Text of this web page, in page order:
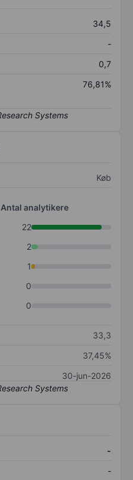
34,5
-
0,7
76,81%
Køb
Antal analytikere
22
2
1
0
0
33,3
37,45%
30-jun-2026
-
-